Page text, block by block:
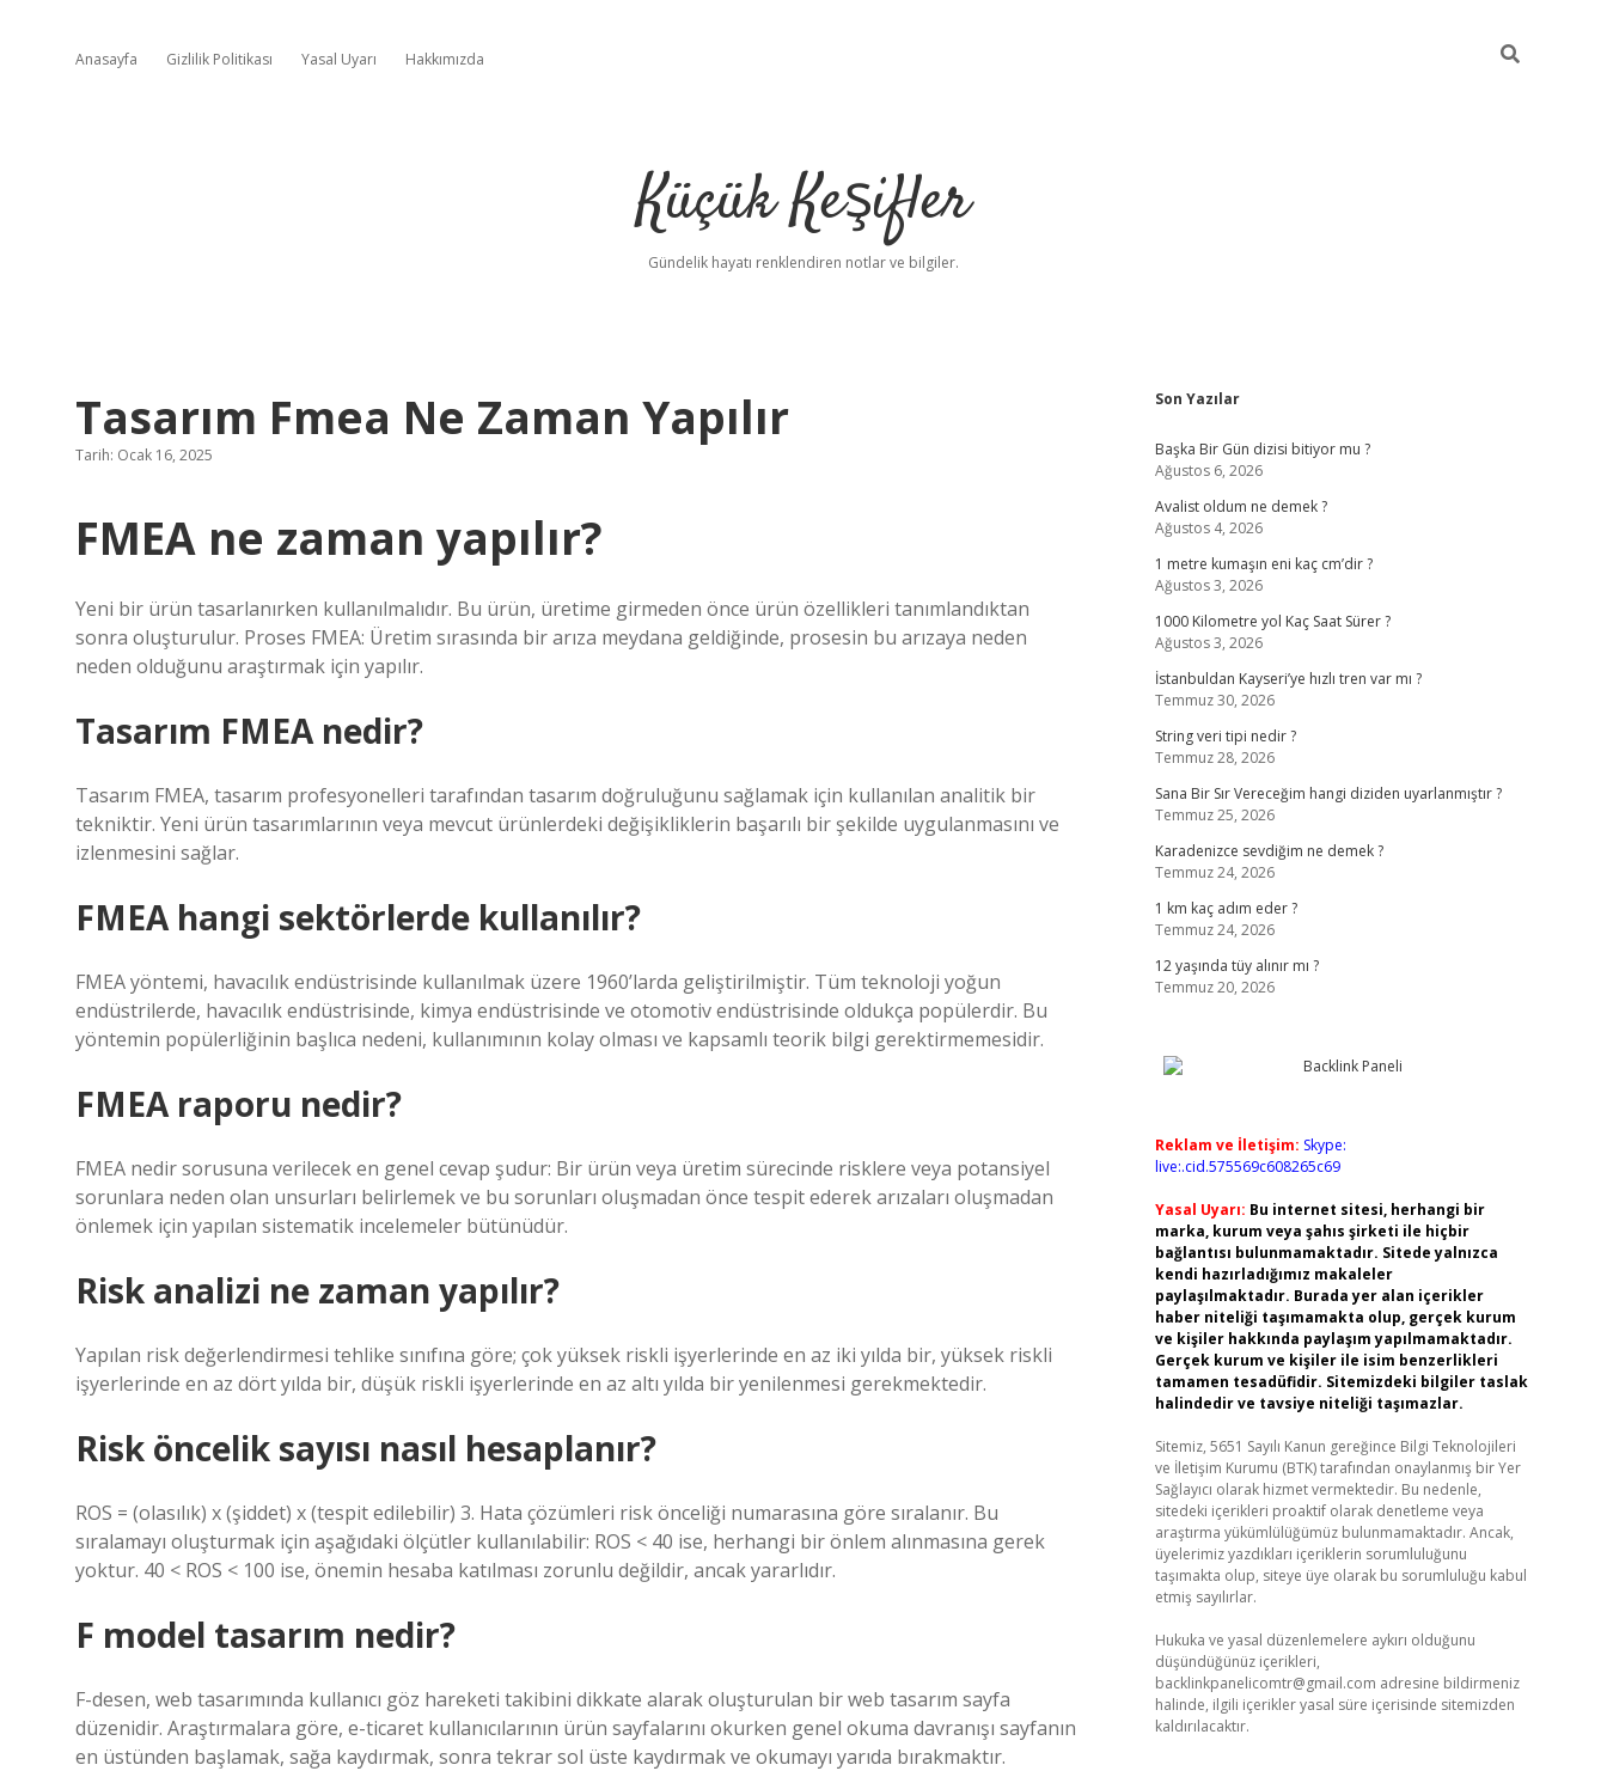
Anasayfa Gizlilik Politikası Yasal Uyarı Hakkımızda
Küçük Keşifler
Gündelik hayatı renklendiren notlar ve bilgiler.
Tasarım Fmea Ne Zaman Yapılır
Tarih: Ocak 16, 2025
FMEA ne zaman yapılır?
Yeni bir ürün tasarlanırken kullanılmalıdır. Bu ürün, üretime girmeden önce ürün özellikleri tanımlandıktan
sonra oluşturulur. Proses FMEA: Üretim sırasında bir arıza meydana geldiğinde, prosesin bu arızaya neden
neden olduğunu araştırmak için yapılır.
Tasarım FMEA nedir?
Tasarım FMEA, tasarım profesyonelleri tarafından tasarım doğruluğunu sağlamak için kullanılan analitik bir
tekniktir. Yeni ürün tasarımlarının veya mevcut ürünlerdeki değişikliklerin başarılı bir şekilde uygulanmasını ve
izlenmesini sağlar.
FMEA hangi sektörlerde kullanılır?
FMEA yöntemi, havacılık endüstrisinde kullanılmak üzere 1960’larda geliştirilmiştir. Tüm teknoloji yoğun
endüstrilerde, havacılık endüstrisinde, kimya endüstrisinde ve otomotiv endüstrisinde oldukça popülerdir. Bu
yöntemin popülerliğinin başlıca nedeni, kullanımının kolay olması ve kapsamlı teorik bilgi gerektirmemesidir.
FMEA raporu nedir?
FMEA nedir sorusuna verilecek en genel cevap şudur: Bir ürün veya üretim sürecinde risklere veya potansiyel
sorunlara neden olan unsurları belirlemek ve bu sorunları oluşmadan önce tespit ederek arızaları oluşmadan
önlemek için yapılan sistematik incelemeler bütünüdür.
Risk analizi ne zaman yapılır?
Yapılan risk değerlendirmesi tehlike sınıfına göre; çok yüksek riskli işyerlerinde en az iki yılda bir, yüksek riskli
işyerlerinde en az dört yılda bir, düşük riskli işyerlerinde en az altı yılda bir yenilenmesi gerekmektedir.
Risk öncelik sayısı nasıl hesaplanır?
ROS = (olasılık) x (şiddet) x (tespit edilebilir) 3. Hata çözümleri risk önceliği numarasına göre sıralanır. Bu
sıralamayı oluşturmak için aşağıdaki ölçütler kullanılabilir: ROS < 40 ise, herhangi bir önlem alınmasına gerek
yoktur. 40 < ROS < 100 ise, önemin hesaba katılması zorunlu değildir, ancak yararlıdır.
F model tasarım nedir?
F-desen, web tasarımında kullanıcı göz hareketi takibini dikkate alarak oluşturulan bir web tasarım sayfa
düzenidir. Araştırmalara göre, e-ticaret kullanıcılarının ürün sayfalarını okurken genel okuma davranışı sayfanın
en üstünden başlamak, sağa kaydırmak, sonra tekrar sol üste kaydırmak ve okumayı yarıda bırakmaktır.
Sidebar
Son Yazılar
Başka Bir Gün dizisi bitiyor mu ?
Ağustos 6, 2026
Avalist oldum ne demek ?
Ağustos 4, 2026
1 metre kumaşın eni kaç cm’dir ?
Ağustos 3, 2026
1000 Kilometre yol Kaç Saat Sürer ?
Ağustos 3, 2026
İstanbuldan Kayseri’ye hızlı tren var mı ?
Temmuz 30, 2026
String veri tipi nedir ?
Temmuz 28, 2026
Sana Bir Sır Vereceğim hangi diziden uyarlanmıştır ?
Temmuz 25, 2026
Karadenizce sevdiğim ne demek ?
Temmuz 24, 2026
1 km kaç adım eder ?
Temmuz 24, 2026
12 yaşında tüy alınır mı ?
Temmuz 20, 2026
Reklam ve İletişim: Skype:
live:.cid.575569c608265c69
Yasal Uyarı: Bu internet sitesi, herhangi bir
marka, kurum veya şahıs şirketi ile hiçbir
bağlantısı bulunmamaktadır. Sitede yalnızca
kendi hazırladığımız makaleler
paylaşılmaktadır. Burada yer alan içerikler
haber niteliği taşımamakta olup, gerçek kurum
ve kişiler hakkında paylaşım yapılmamaktadır.
Gerçek kurum ve kişiler ile isim benzerlikleri
tamamen tesadüfidir. Sitemizdeki bilgiler taslak
halindedir ve tavsiye niteliği taşımazlar.
Sitemiz, 5651 Sayılı Kanun gereğince Bilgi Teknolojileri
ve İletişim Kurumu (BTK) tarafından onaylanmış bir Yer
Sağlayıcı olarak hizmet vermektedir. Bu nedenle,
sitedeki içerikleri proaktif olarak denetleme veya
araştırma yükümlülüğümüz bulunmamaktadır. Ancak,
üyelerimiz yazdıkları içeriklerin sorumluluğunu
taşımakta olup, siteye üye olarak bu sorumluluğu kabul
etmiş sayılırlar.
Hukuka ve yasal düzenlemelere aykırı olduğunu
düşündüğünüz içerikleri,
backlinkpanelicomtr@gmail.com adresine bildirmeniz
halinde, ilgili içerikler yasal süre içerisinde sitemizden
kaldırılacaktır.